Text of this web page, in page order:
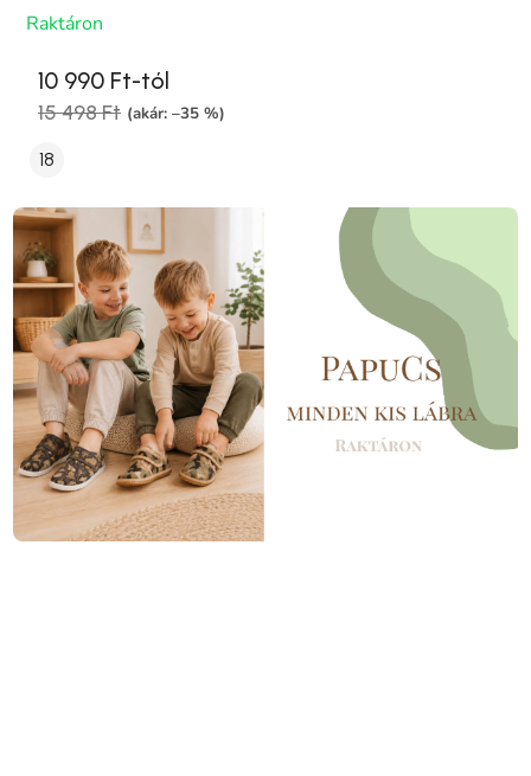
Raktáron
10 990 Ft-tól
15 498 Ft (akár: –35 %)
18